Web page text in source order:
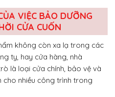
VIỆC BẢO DƯỠNG
CỬA CUỐN
không còn xa lạ trong các
ty, hay cửa hàng, nhà
là loại cửa chính, bảo vệ và
cho nhiều công trình trong